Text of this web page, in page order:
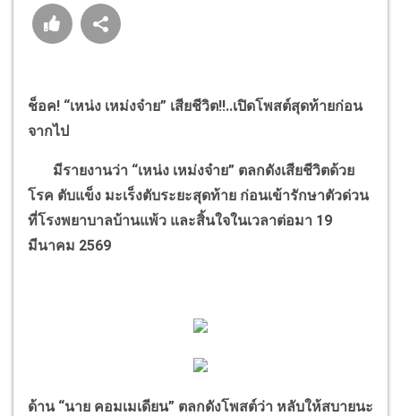
ช็อค! “เหน่ง เหม่งจ๋าย” เสียชีวิต‼..เปิดโพสต์สุดท้ายก่อน
จากไป
มีรายงานว่า “เหน่ง เหม่งจ๋าย” ตลกดังเสียชีวิตด้วย
โรค ตับแข็ง มะเร็งตับระยะสุดท้าย ก่อนเข้ารักษาตัวด่วน
ที่โรงพยาบาลบ้านแพ้ว และสิ้นใจในเวลาต่อมา 19
มีนาคม 2569
ด้าน “นาย คอมเมเดียน” ตลกดังโพสต์ว่า หลับให้สบายนะ